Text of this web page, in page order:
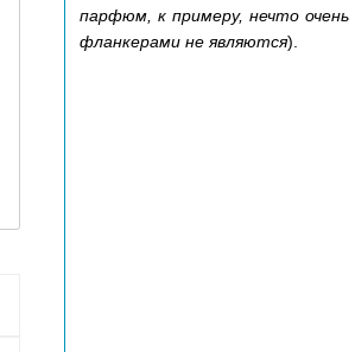
парфюм, к примеру, нечто очень
фланкерами не являются).